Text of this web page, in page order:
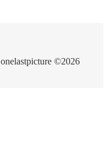
onelastpicture ©2026